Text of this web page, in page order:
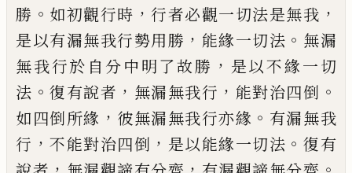
勝 。 如初觀行時 ，行者必觀一切法是無我 ，
是以有漏無我行勢用勝 ， 能緣一切法 。 無漏
無我行於自分中明了故勝 ， 是以不緣一切
法 。復有說者 ， 無漏無我行 ， 能對治四倒 。
如四倒所緣 ， 彼無漏無我行亦緣 。 有漏無我
行 ，不能對治四倒 ， 是以能緣一切法 。復有